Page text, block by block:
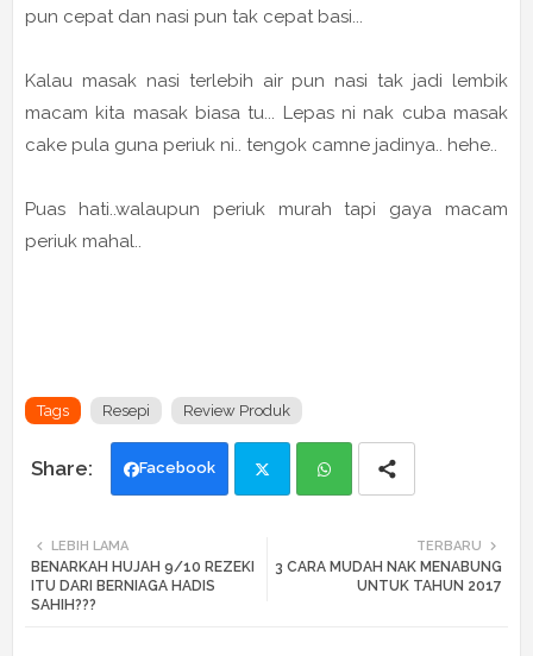
pun cepat dan nasi pun tak cepat basi...
Kalau masak nasi terlebih air pun nasi tak jadi lembik
macam kita masak biasa tu... Lepas ni nak cuba masak
cake pula guna periuk ni.. tengok camne jadinya.. hehe..
Puas hati..walaupun periuk murah tapi gaya macam
periuk mahal..
Tags Resepi Review Produk
Facebook
tte ats
TERBARU
3 CARA MUDAH NAK MENABUNG
UNTUK TAHUN 2017
LEBIH LAMA
BENARKAH HUJAH 9/10 REZEKI
ITU DARI BERNIAGA HADIS
SAHIH???